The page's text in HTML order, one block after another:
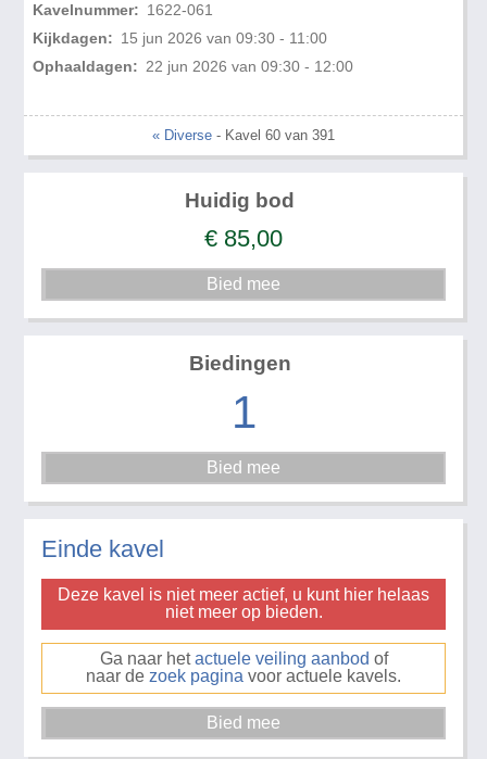
Kavelnummer: 1622-061
Kijkdagen: 15 jun 2026 van 09:30 - 11:00
Ophaaldagen: 22 jun 2026 van 09:30 - 12:00
« Diverse - Kavel 60 van 391
Huidig bod
€ 85,00
Biedingen
1
Einde kavel
Deze kavel is niet meer actief, u kunt hier helaas
niet meer op bieden.
Ga naar hetactuele veiling aanbod of
naar de zoek pagina voor actuele kavels.